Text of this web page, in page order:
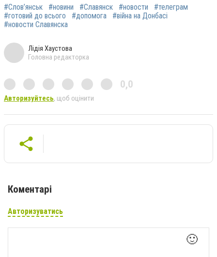
#Слов’янськ #новини #Славянск #новости
#телеграм
#готовий до всього
#допомога
#війна на Донбасі
#новости Славянска
Лідія Хаустова
Головна редакторка
0,0
Авторизуйтесь, щоб оцінити
Коментарі
Авторизуватись
🙂